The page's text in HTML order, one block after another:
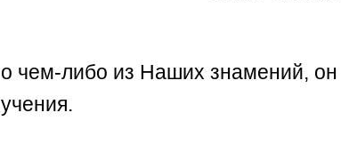
о чем-либо из Наших знамений,